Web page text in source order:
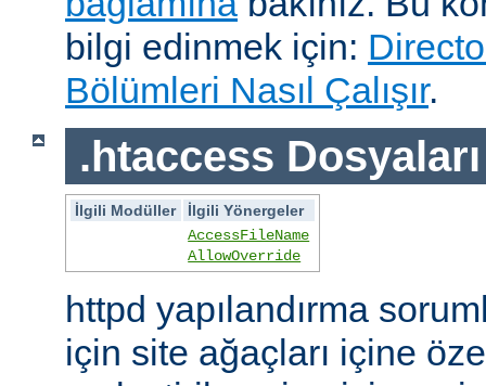
bilgi edinmek için:
Bölümleri Nasıl Çalışır.
.htaccess Dosyaları
İlgili Modüller
İlgili Yönergeler
AccessFileName
AllowOverride
httpd yapılandırma
için site ağaçları içine